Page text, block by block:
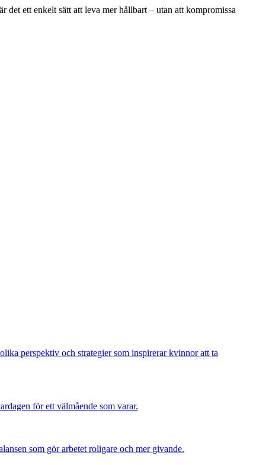
ett enkelt sätt att leva mer hållbart – utan att kompromissa
perspektiv och strategier som inspirerar kvinnor att ta
för ett välmående som varar.
som gör arbetet roligare och mer givande.